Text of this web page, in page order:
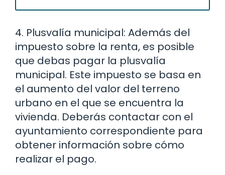
4. Plusvalía municipal: Además del
impuesto sobre la renta, es posible
que debas pagar la plusvalía
municipal. Este impuesto se basa en
el aumento del valor del terreno
urbano en el que se encuentra la
vivienda. Deberás contactar con el
ayuntamiento correspondiente para
obtener información sobre cómo
realizar el pago.